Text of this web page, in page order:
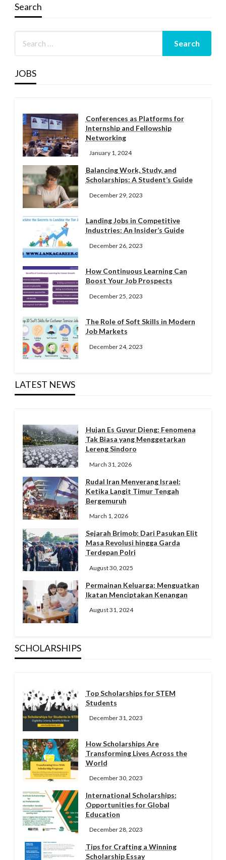
Search
JOBS
Conferences as Platforms for
Internship and Fellowship
Networking
January 1, 2024
Balancing Work, Study, and
Scholarships: A Student’s Guide
December 29, 2023
Landing Jobs in Competitive
Industries: An Insider’s Guide
December 26, 2023
How Continuous Learning Can
Boost Your Job Prospects
December 25, 2023
The Role of Soft Skills in Modern
Job Markets
December 24, 2023
LATEST NEWS
Hujan Es Guyur Dieng: Fenomena
Tak Biasa yang Menggetarkan
Lereng Sindoro
March 31, 2026
Rudal Iran Menyerang Israel:
Ketika Langit Timur Tengah
Bergemuruh
March 1, 2026
Sejarah Brimob: Dari Pasukan Elit
Masa Revolusi hingga Garda
Terdepan Polri
August 30, 2025
Permainan Keluarga: Menguatkan
Ikatan Menciptakan Kenangan
August 31, 2024
SCHOLARSHIPS
Top Scholarships for STEM
Students
December 31, 2023
How Scholarships Are
Transforming Lives Across the
World
December 30, 2023
International Scholarships:
Opportunities for Global
Education
December 28, 2023
Tips for Crafting a Winning
Scholarship Essay